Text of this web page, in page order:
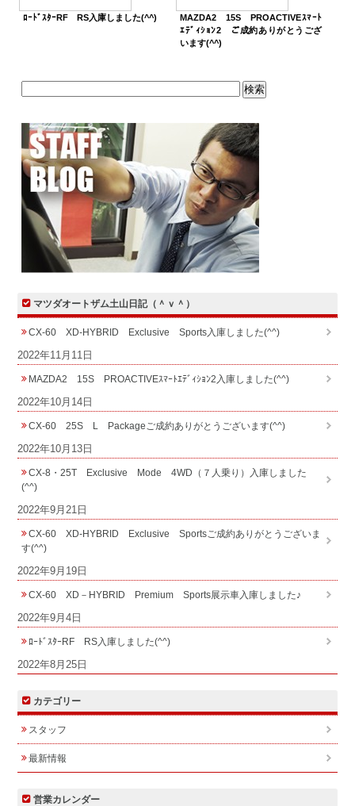
ﾛｰﾄﾞｽﾀｰRF RS入庫しました(^^)
MAZDA2 15S PROACTIVEｽﾏｰﾄ
ｴﾃﾞｨｼｮﾝ2 ご成約ありがとうござ
います(^^)
マツダオートザム土山日記（＾ｖ＾）
CX-60 XD-HYBRID Exclusive Sports入庫しました(^^)
2022年11月11日
MAZDA2 15S PROACTIVEｽﾏｰﾄｴﾃﾞｨｼｮﾝ2入庫しました(^^)
2022年10月14日
CX-60 25S L Packageご成約ありがとうございます(^^)
2022年10月13日
CX-8・25T Exclusive Mode 4WD（７人乗り）入庫しました
(^^)
2022年9月21日
CX-60 XD-HYBRID Exclusive Sportsご成約ありがとうございま
す(^^)
2022年9月19日
CX-60 XD－HYBRID Premium Sports展示車入庫しました♪
2022年9月4日
ﾛｰﾄﾞｽﾀｰRF RS入庫しました(^^)
2022年8月25日
カテゴリー
スタッフ
最新情報
営業カレンダー